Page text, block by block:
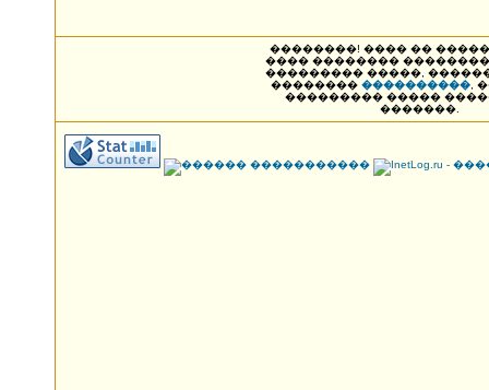
��������! ���� �� �����
���� ��������
��������� �����,
�������� ���������� ,
��������� �����
�������.